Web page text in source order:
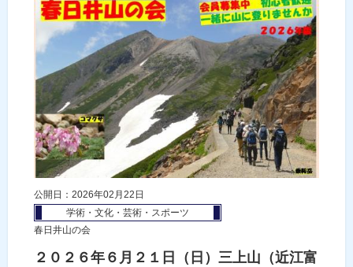
公開日：2026年02月22日
学術・文化・芸術・スポーツ
春日井山の会
２０２６年６月２１日（日）三上山（近江富